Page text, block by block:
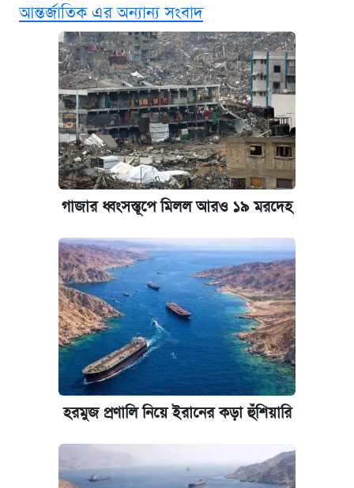
এক ক্লিকে জেনে নিন আইফোন ১৮ প্রো ম্যাক্সের
দাম ও ফিচার
কবে শুরু হচ্ছে ঢাবির ভর্তি আবেদন, জানাল কর্তৃপক্ষ
নবম জাতীয় পে-স্কেল নিয়ে সর্বশেষ যা জানা গেল
আজকের বাজারে স্বর্ণ-রুপার দাম (৫ আগস্ট)
পাঁচ দপ্তরে নতুন সচিব নিয়োগ দিল সরকার
কবে হবে মেডিকেল ভর্তি পরীক্ষা, জানা গেল যা
আজকের বাজারে স্বর্ণের দাম (৪ আগস্ট)
রাষ্ট্রবিরোধী কর্মকাণ্ড: ঢাবির কয়েকজন শিক্ষকের
বিরুদ্ধে ব্যবস্থা
আজকের বাজারে স্বর্ণের দাম (৬ আগস্ট)
কেমব্রিজ বিশ্ববিদ্যালয়ের এমবিএ স্কলারশিপে
আন্তর্জাতিক এর অন্যান্য সংবাদ
গাজার ধ্বংসস্তূপে মিলল আরও ১৯ মরদেহ
হরমুজ প্রণালি নিয়ে ইরানের কড়া হুঁশিয়ারি